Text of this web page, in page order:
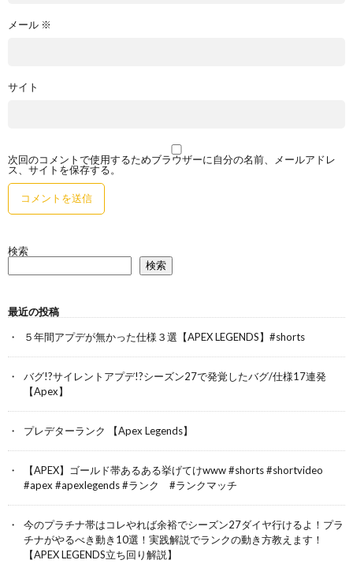
メール ※
サイト
次回のコメントで使用するためブラウザーに自分の名前、メールアドレ
ス、サイトを保存する。
検索
検索
最近の投稿
５年間アプデが無かった仕様３選【APEX LEGENDS】#shorts
バグ!?サイレントアプデ!?シーズン27で発覚したバグ/仕様17連発
【Apex】
プレデターランク 【Apex Legends】
【APEX】ゴールド帯あるある挙げてけwww #shorts #shortvideo
#apex #apexlegends #ランク #ランクマッチ
今のプラチナ帯はコレやれば余裕でシーズン27ダイヤ行けるよ！プラ
チナがやるべき動き10選！実践解説でランクの動き方教えます！
【APEX LEGENDS立ち回り解説】